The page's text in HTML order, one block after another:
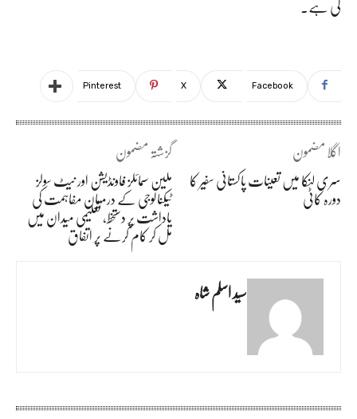
Facebook
X
Pinterest
گزشتہ مضمون
ملین سمائلز فاونڈیشن اور نیٹ سولز
ٹیکنالوجی کے درمیان مفاہمت کی
یاداشت پر دستخط، تعلیمی میدان میں
مل کر کام کرنے پر اتفاق
اگلا مضمون
سری لنکا میں تعینات پاکستانی سفیر کا
دورہ کاٹی
سید اسلم شاہ